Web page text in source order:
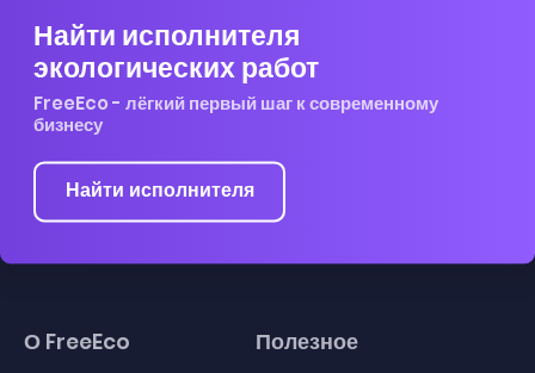
Найти исполнителя
экологических работ
FreeEco - лёгкий первый шаг к современному
бизнесу
Найти исполнителя
О FreeEco Полезное